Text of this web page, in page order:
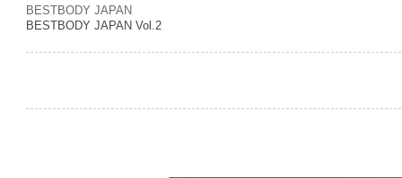
BESTBODY JAPAN
BESTBODY JAPAN Vol.2